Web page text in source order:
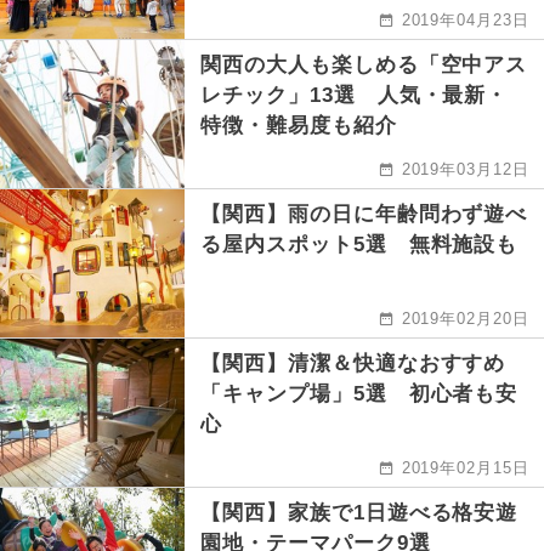
2019年04月23日
関西の大人も楽しめる「空中アス
レチック」13選 人気・最新・
特徴・難易度も紹介
2019年03月12日
【関西】雨の日に年齢問わず遊べ
る屋内スポット5選 無料施設も
2019年02月20日
【関西】清潔＆快適なおすすめ
「キャンプ場」5選 初心者も安
心
2019年02月15日
【関西】家族で1日遊べる格安遊
園地・テーマパーク9選